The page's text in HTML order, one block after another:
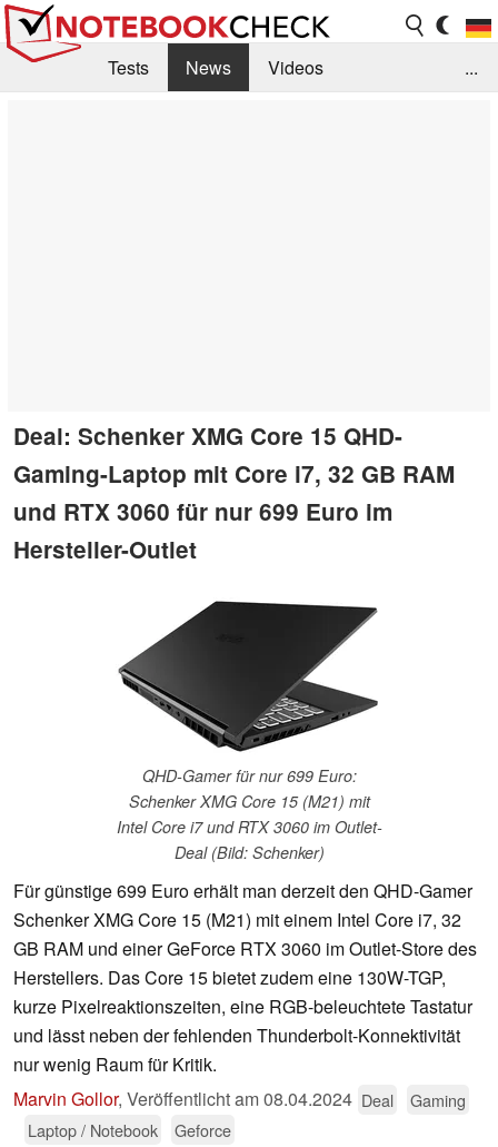
Tests News
Videos
...
Deal: Schenker XMG Core 15 QHD-
Gaming-Laptop mit Core i7, 32 GB RAM
und RTX 3060 für nur 699 Euro im
Hersteller-Outlet
QHD-Gamer für nur 699 Euro:
Schenker XMG Core 15 (M21) mit
Intel Core i7 und RTX 3060 im Outlet-
Deal (Bild: Schenker)
Für günstige 699 Euro erhält man derzeit den QHD-Gamer
Schenker XMG Core 15 (M21) mit einem Intel Core i7, 32
GB RAM und einer GeForce RTX 3060 im Outlet-Store des
Herstellers. Das Core 15 bietet zudem eine 130W-TGP,
kurze Pixelreaktionszeiten, eine RGB-beleuchtete Tastatur
und lässt neben der fehlenden Thunderbolt-Konnektivität
nur wenig Raum für Kritik.
Marvin Gollor, Veröffentlicht am08.04.2024 Deal
Gaming
Laptop / Notebook
Geforce